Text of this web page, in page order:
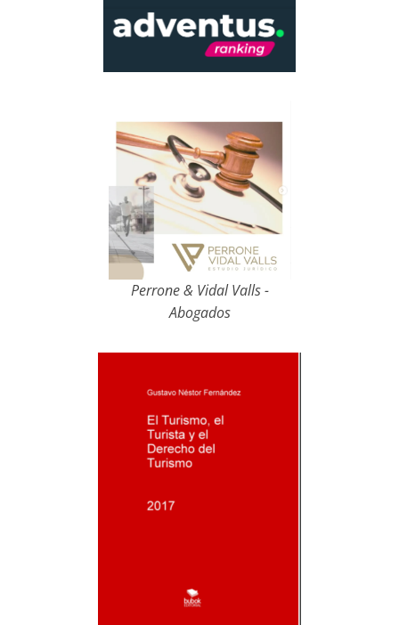
Perrone & Vidal Valls -
Abogados